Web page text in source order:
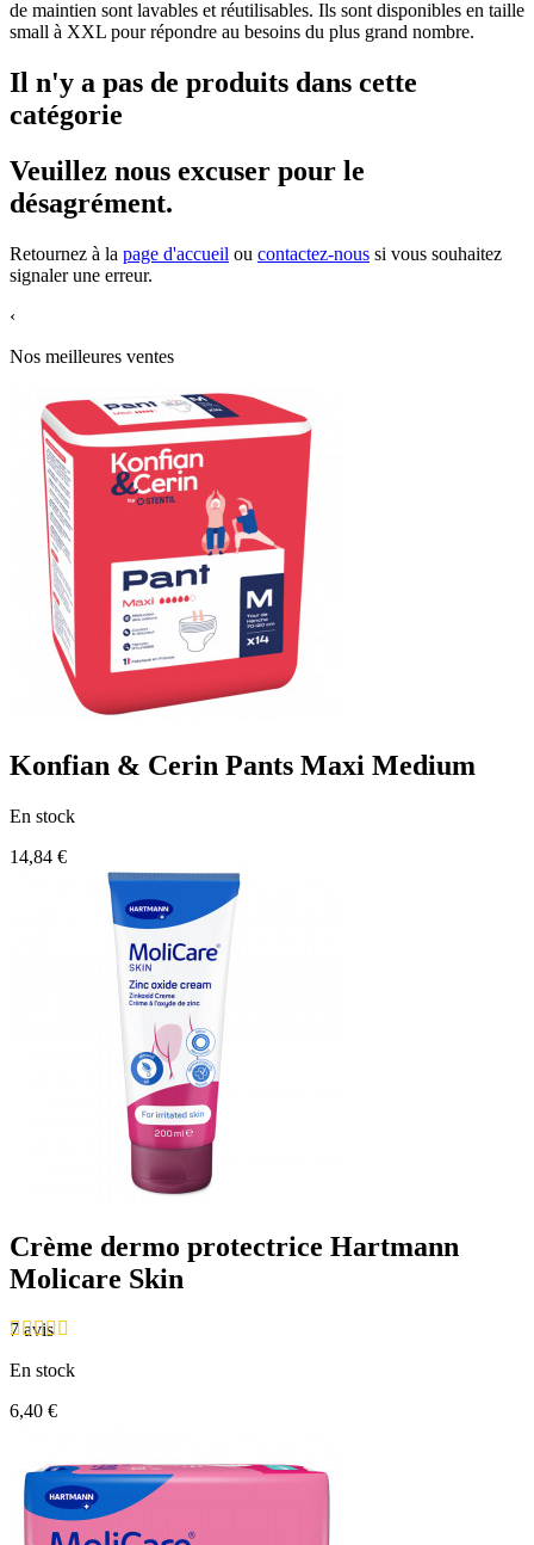
de maintien sont lavables et réutilisables. Ils sont disponibles en taille
small à XXL pour répondre au besoins du plus grand nombre.
Il n'y a pas de produits dans cette
catégorie
Veuillez nous excuser pour le
désagrément.
Retournez à la page d'accueil ou contactez-nous si vous souhaitez
signaler une erreur.
‹
Nos meilleures ventes
Konfian & Cerin Pants Maxi Medium
En stock
14,84 €
Crème dermo protectrice Hartmann
Molicare Skin
7 avis
En stock
6,40 €